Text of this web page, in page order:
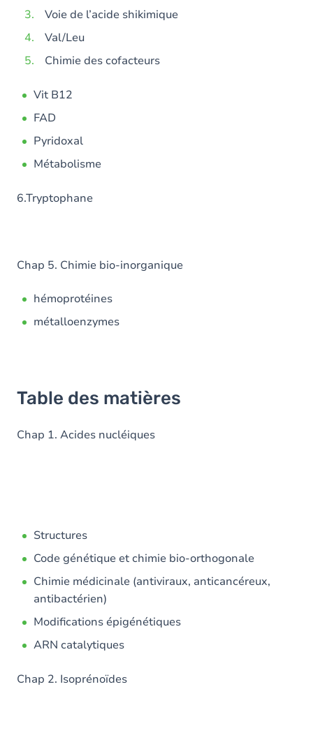
Voie de l’acide shikimique
Val/Leu
Chimie des cofacteurs
Vit B12
FAD
Pyridoxal
Métabolisme
6.Tryptophane
Chap 5. Chimie bio-inorganique
hémoprotéines
métalloenzymes
Table des matières
Chap 1. Acides nucléiques
Structures
Code génétique et chimie bio-orthogonale
Chimie médicinale (antiviraux, anticancéreux,
antibactérien)
Modifications épigénétiques
ARN catalytiques
Chap 2. Isoprénoïdes